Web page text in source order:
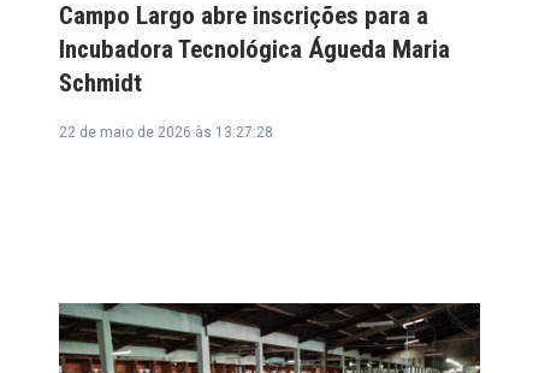
Campo Largo abre inscrições para a
Incubadora Tecnológica Águeda Maria
Schmidt
22 de maio de 2026 às 13:27:28